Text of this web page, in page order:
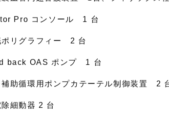
Pro コンソール 1 台
ポリグラフィー 2 台
back OAS ポンプ 1 台
補助循環用ポンプカテーテル制御装置 2
除細動器 2 台